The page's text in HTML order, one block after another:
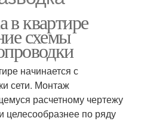
в квартире
схемы
начинается с
сети. Монтаж
расчетному чертежу
целесообразнее по ряду